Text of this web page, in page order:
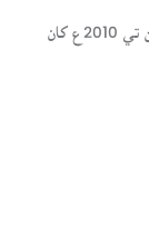
سنڌسلامت ڪتاب گهر ھڪ آن لائين لائبريري آھي، جنھن تي 2010ع کان